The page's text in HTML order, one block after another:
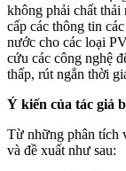
không phải chất
cấp các thông tin
nước cho các loại
cứu các công nghệ
thấp, rút ngắn thời
Ý kiến của tác giả
Từ những phân tích
và đề xuất như sau: